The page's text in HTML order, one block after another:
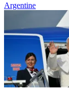
Argentine